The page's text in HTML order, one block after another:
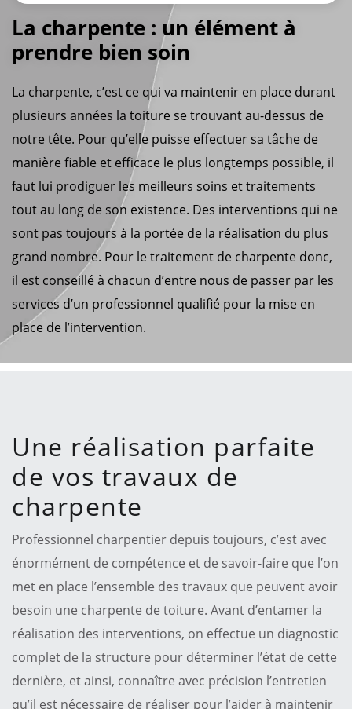
La charpente : un élément à
prendre bien soin
La charpente, c’est ce qui va maintenir en place durant
plusieurs années la toiture se trouvant au-dessus de
notre tête. Pour qu’elle puisse effectuer sa tâche de
manière fiable et efficace le plus longtemps possible, il
faut lui prodiguer les meilleurs soins et traitements
tout au long de son existence. Des interventions qui ne
sont pas toujours à la portée de la réalisation du plus
grand nombre. Pour le traitement de charpente donc,
il est conseillé à chacun d’entre nous de passer par les
services d’un professionnel qualifié pour la mise en
place de l’intervention.
Une réalisation parfaite
de vos travaux de
charpente
Professionnel charpentier depuis toujours, c’est avec
énormément de compétence et de savoir-faire que l’on
met en place l’ensemble des travaux que peuvent avoir
besoin une charpente de toiture. Avant d’entamer la
réalisation des interventions, on effectue un diagnostic
complet de la structure pour déterminer l’état de cette
dernière, et ainsi, connaître avec précision l’entretien
qu’il est nécessaire de réaliser pour l’aider à maintenir